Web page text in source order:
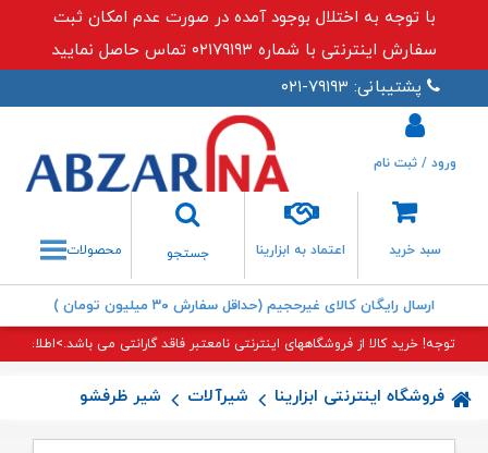
با توجه به اختلال بوجود آمده در صورت عدم امکان ثبت
سفارش اینترنتی با شماره ۰۲۱۷۹۱۹۳ تماس حاصل نمایید
پشتیبانی: ۷۹۱۹۳-۰۲۱
سبد خرید اعتماد به ابزارینا
جستجو
جستجو
ورود / ثبت نام
محصولات
ارسال رایگان کالای غیرحجیم (حداقل سفارش ۳۰ میلیون تومان )
توجه! خرید کالا از فروشگاههای اینترنتی نامعتبر فاقد گارانتی می باشد.>اطلاعات
فروشگاه اینترنتی ابزارینا شیرآلات شیر ظرفشویی شلنگدار